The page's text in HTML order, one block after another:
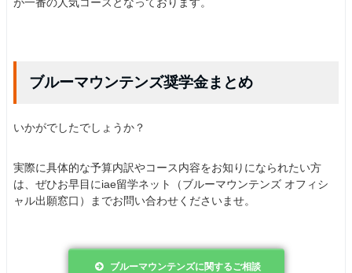
が一番の人気コースとなっております。
ブルーマウンテンズ奨学金まとめ
いかがでしたでしょうか？
実際に具体的な予算内訳やコース内容をお知りになられたい方
は、ぜひお早目にiae留学ネット（ブルーマウンテンズ オフィシ
ャル出願窓口）までお問い合わせくださいませ。
ブルーマウンテンズに関するご相談